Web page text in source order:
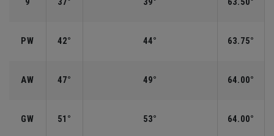
9 37° 39° 63.50°
PW 42° 44° 63.75°
AW 47° 49° 64.00°
GW 51° 53° 64.00°